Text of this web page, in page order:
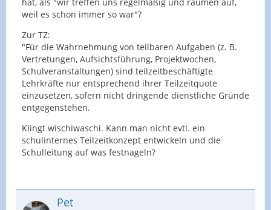
weil es schon immer so war"?
Zur TZ:
"Für die Wahrnehmung von teilbaren Aufgaben (z. B.
Vertretungen, Aufsichtsführung, Projektwochen,
Schulveranstaltungen) sind teilzeitbeschäftigte
Lehrkräfte nur entsprechend ihrer Teilzeitquote
einzusetzen, sofern nicht dringende dienstliche Gründe
entgegenstehen.
Klingt wischiwaschi. Kann man nicht evtl. ein
schulinternes Teilzeitkonzept entwickeln und die
Schulleitung auf was festnageln?
Pet